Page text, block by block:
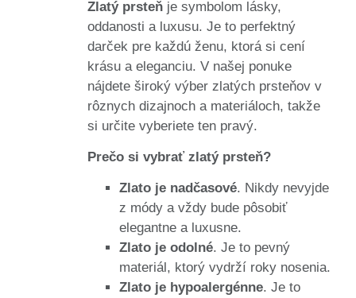
Zlatý prsteň je symbolom lásky,
oddanosti a luxusu. Je to perfektný
darček pre každú ženu, ktorá si cení
krásu a eleganciu. V našej ponuke
nájdete široký výber zlatých prsteňov v
rôznych dizajnoch a materiáloch, takže
si určite vyberiete ten pravý.
Prečo si vybrať zlatý prsteň?
Zlato je nadčasové. Nikdy nevyjde
z módy a vždy bude pôsobiť
elegantne a luxusne.
Zlato je odolné. Je to pevný
materiál, ktorý vydrží roky nosenia.
Zlato je hypoalergénne. Je to